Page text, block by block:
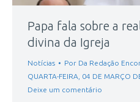
Papa fala sobre a
divina da Igreja
Notícias Por Da Redação
QUARTA-FEIRA, 04 DE MARÇO
Deixe um comentário